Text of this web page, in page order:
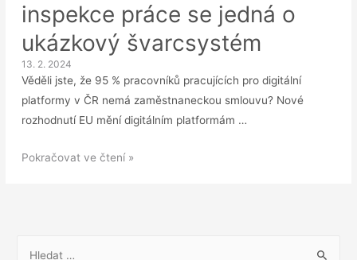
inspekce práce se jedná o
ukázkový švarcsystém
13. 2. 2024
Věděli jste, že 95 % pracovníků pracujících pro digitální
platformy v ČR nemá zaměstnaneckou smlouvu? Nové
rozhodnutí EU mění digitálním platformám …
Změny
platformy:
Pokračovat ve čtení »